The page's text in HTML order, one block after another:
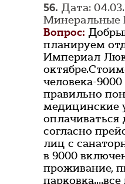
56. Дата:
Минеральные
Вопрос:
планируем
Империал
человека-
правильно
медицинские
оплачиваться
согласно
лиц с
в 9000
проживание,